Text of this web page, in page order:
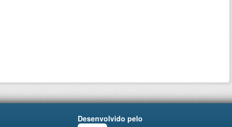
Desenvolvido pelo